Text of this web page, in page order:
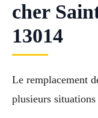
cher
13014
Le remplacement
plusieurs situations